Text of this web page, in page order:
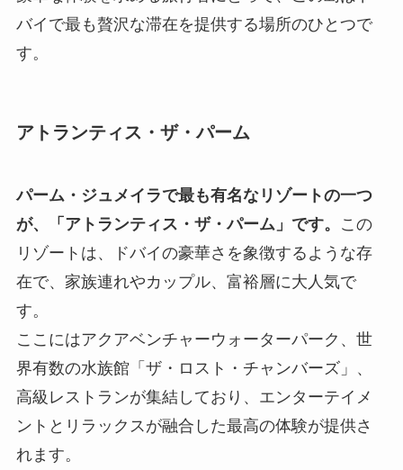
バイで最も贅沢な滞在を提供する場所のひとつで
す。
アトランティス・ザ・パーム
パーム・ジュメイラで最も有名なリゾートの一つ
が、「アトランティス・ザ・パーム」です。
この
リゾートは、ドバイの豪華さを象徴するような存
在で、家族連れやカップル、富裕層に大人気で
す。
ここにはアクアベンチャーウォーターパーク、世
界有数の水族館「ザ・ロスト・チャンバーズ」、
高級レストランが集結しており、エンターテイメ
ントとリラックスが融合した最高の体験が提供さ
れます。